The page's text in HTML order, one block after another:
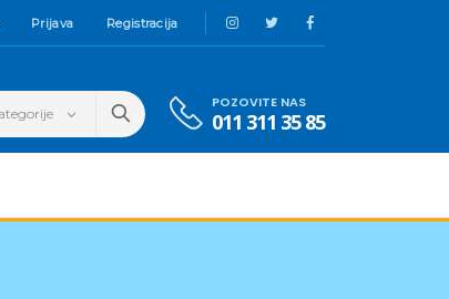
Prijava Registracija
POZOVITE NAS
011 311 35 85